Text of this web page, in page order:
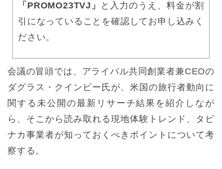
「PROMO23TVJ」
と入力のうえ、料金が割
引になっていることを確認してお申し込みく
ださい。
会議の冒頭では、アライバル共同創業者兼CEOの
ダグラス・クインビー氏が、米国の旅行者動向に
関する未公開の最新リサーチ結果を紹介しなが
ら、そこから読み取れる現地体験トレンド、タビ
ナカ事業者が知っておくべきポイントについて考
察する。